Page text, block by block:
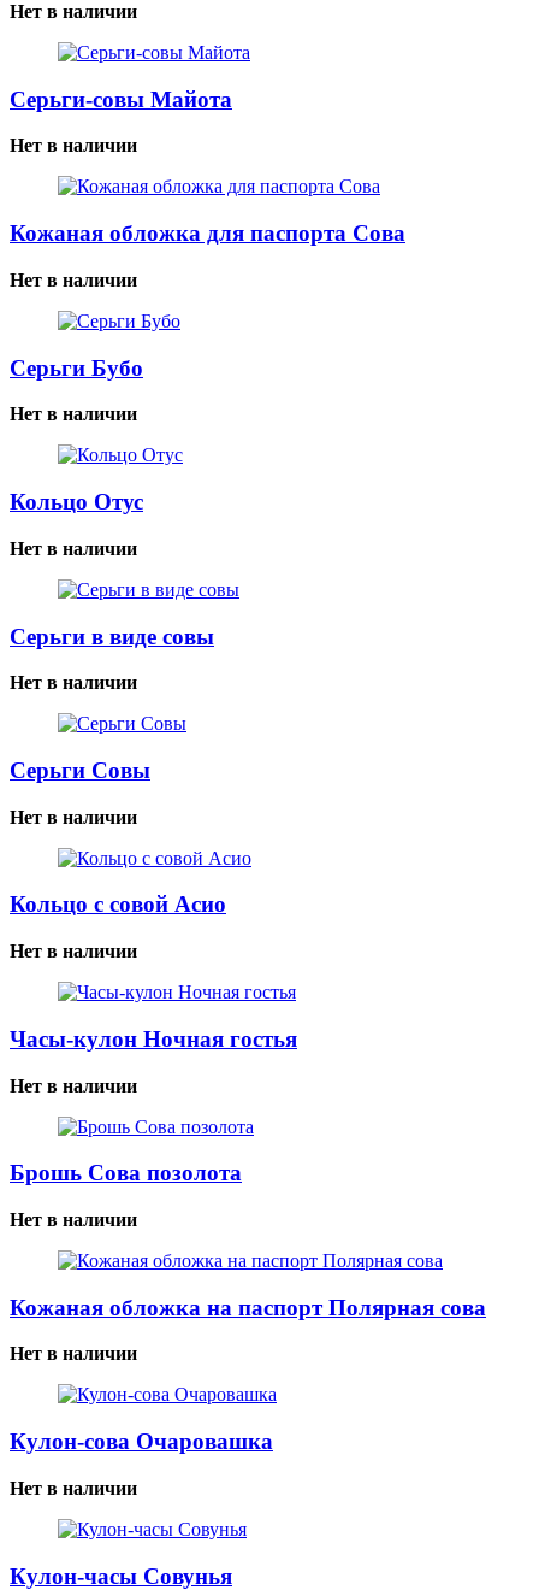
Нет в наличии
Серьги-совы Майота
Нет в наличии
Кожаная обложка для паспорта Сова
Нет в наличии
Серьги Бубо
Нет в наличии
Кольцо Отус
Нет в наличии
Серьги в виде совы
Нет в наличии
Серьги Совы
Нет в наличии
Кольцо с совой Асио
Нет в наличии
Часы-кулон Ночная гостья
Нет в наличии
Брошь Сова позолота
Нет в наличии
Кожаная обложка на паспорт Полярная сова
Нет в наличии
Кулон-сова Очаровашка
Нет в наличии
Кулон-часы Совунья